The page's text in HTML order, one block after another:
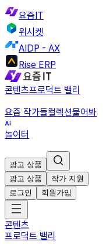
요즘IT
위시켓
AIDP - AX
Rise ERP
콘텐츠프로덕트 밸리
요즘 작가들컬렉션물어봐
놀이터
광고 상품
광고 상품
작가 지원
로그인
회원가입
콘텐츠
프로덕트 밸리